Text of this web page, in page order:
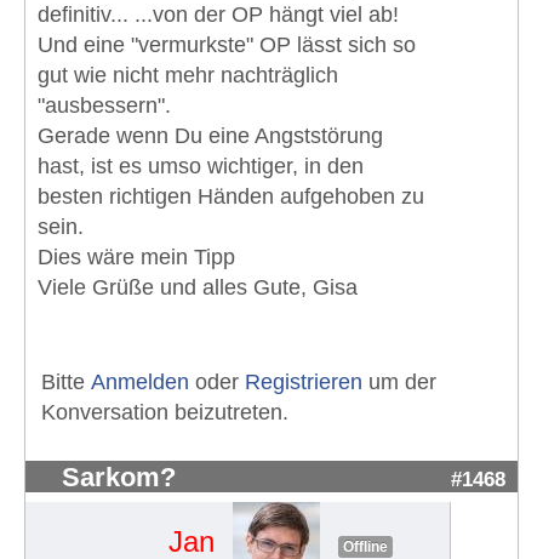
definitiv... ...von der OP hängt viel ab!
Und eine "vermurkste" OP lässt sich so
gut wie nicht mehr nachträglich
"ausbessern".
Gerade wenn Du eine Angststörung
hast, ist es umso wichtiger, in den
besten richtigen Händen aufgehoben zu
sein.
Dies wäre mein Tipp
Viele Grüße und alles Gute, Gisa
Bitte Anmelden oder Registrieren um der
Konversation beizutreten.
Sarkom? #1468
Jan Offline